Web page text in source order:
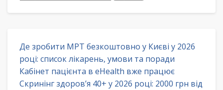
Де зробити МРТ безкоштовно у Києві у 2026
році: список лікарень, умови та поради
Кабінет пацієнта в eHealth вже працює
Скринінг здоров’я 40+ у 2026 році: 2000 грн від